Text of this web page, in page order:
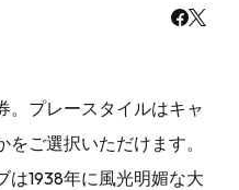
。プレースタイルはキャ
ご選択いただけます。
は1938年に風光明媚な大